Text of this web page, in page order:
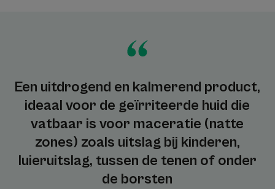
Een uitdrogend en kalmerend product,
ideaal voor de geïrriteerde huid die
vatbaar is voor maceratie (natte
zones) zoals uitslag bij kinderen,
luieruitslag, tussen de tenen of onder
de borsten